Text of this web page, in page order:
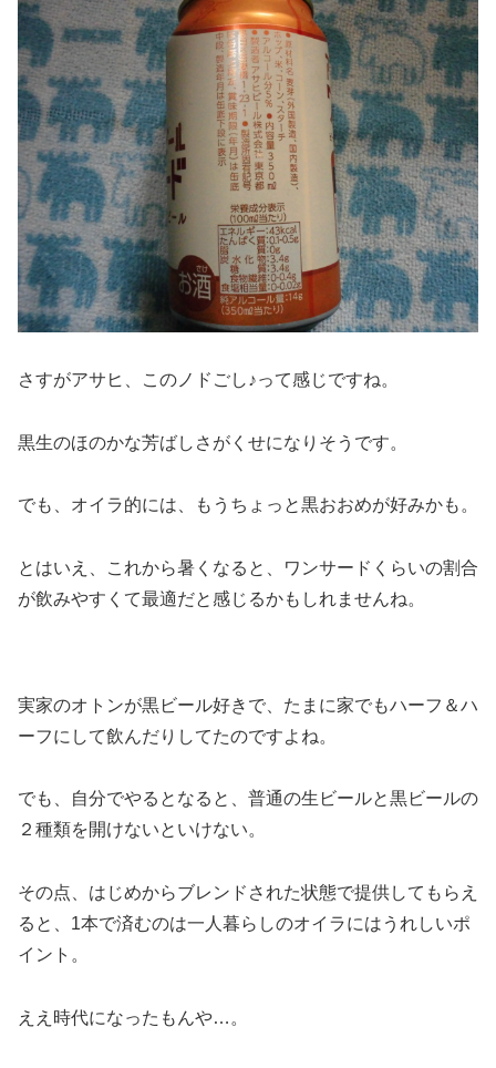
さすがアサヒ、このノドごし♪って感じですね。
黒生のほのかな芳ばしさがくせになりそうです。
でも、オイラ的には、もうちょっと黒おおめが好みかも。
とはいえ、これから暑くなると、ワンサードくらいの割合
が飲みやすくて最適だと感じるかもしれませんね。
実家のオトンが黒ビール好きで、たまに家でもハーフ＆ハ
ーフにして飲んだりしてたのですよね。
でも、自分でやるとなると、普通の生ビールと黒ビールの
２種類を開けないといけない。
その点、はじめからブレンドされた状態で提供してもらえ
ると、1本で済むのは一人暮らしのオイラにはうれしいポ
イント。
ええ時代になったもんや…。